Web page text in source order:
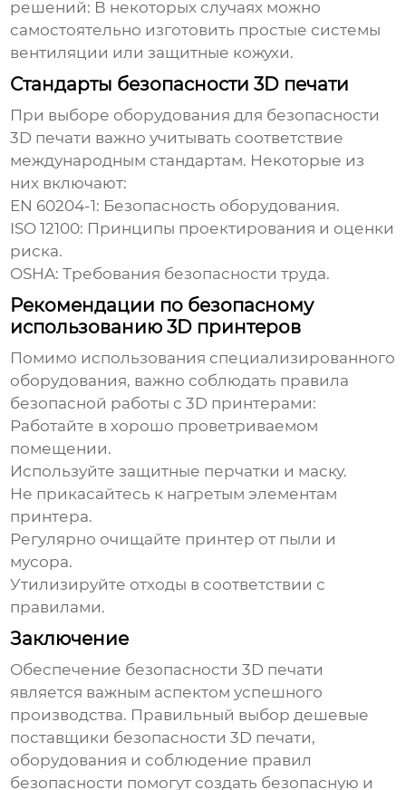
решений: В некоторых случаях можно
самостоятельно изготовить простые системы
вентиляции или защитные кожухи.
Стандарты безопасности 3D печати
При выборе оборудования для безопасности
3D печати важно учитывать соответствие
международным стандартам. Некоторые из
них включают:
EN 60204-1: Безопасность оборудования.
ISO 12100: Принципы проектирования и оценки
риска.
OSHA: Требования безопасности труда.
Рекомендации по безопасному
использованию 3D принтеров
Помимо использования специализированного
оборудования, важно соблюдать правила
безопасной работы с 3D принтерами:
Работайте в хорошо проветриваемом
помещении.
Используйте защитные перчатки и маску.
Не прикасайтесь к нагретым элементам
принтера.
Регулярно очищайте принтер от пыли и
мусора.
Утилизируйте отходы в соответствии с
правилами.
Заключение
Обеспечение безопасности 3D печати
является важным аспектом успешного
производства. Правильный выбордешевые
поставщики безопасности 3D печати,
оборудования и соблюдение правил
безопасности помогут создать безопасную и